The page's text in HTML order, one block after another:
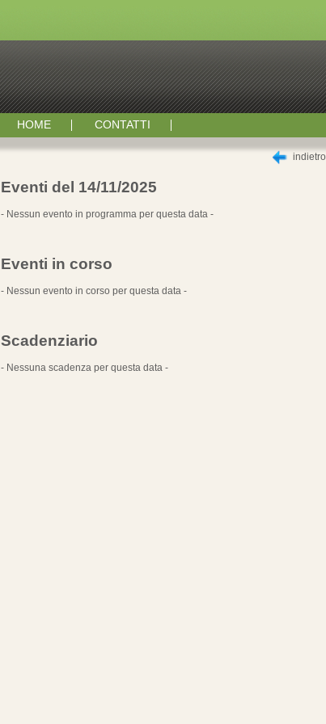
HOME CONTATTI
indietro
Eventi del 14/11/2025
- Nessun evento in programma per questa data -
Eventi in corso
- Nessun evento in corso per questa data -
Scadenziario
- Nessuna scadenza per questa data -